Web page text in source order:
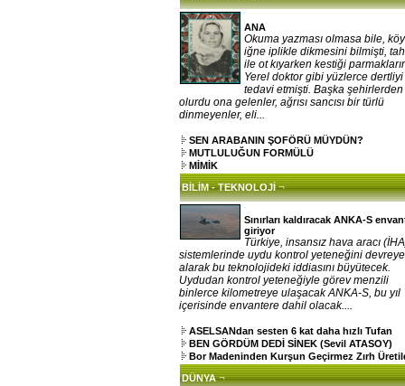
ANA
Okuma yazması olmasa bile,
iğne iplikle dikmesini bilmişti,
ile ot kıyarken kestiği
Yerel doktor gibi yüzlerce
tedavi etmişti. Başka
olurdu ona gelenler, ağrısı sancısı bir türlü
dinmeyenler, eli...
SEN ARABANIN ŞOFÖRÜ MÜYDÜN?
MUTLULUĞUN FORMÜLÜ
MİMİK
BİLİM - TEKNOLOJİ ¬
Sınırları kaldıracak ANKA-S
giriyor
Türkiye, insansız hava aracı
sistemlerinde uydu kontrol yeteneğini devreye
alarak bu teknolojideki iddiasını büyütecek.
Uydudan kontrol yeteneğiyle görev menzili
binlerce kilometreye ulaşacak ANKA-S, bu yıl
içerisinde envantere dahil olacak....
ASELSANdan sesten 6 kat daha hızlı Tufan
BEN GÖRDÜM DEDİ SİNEK (Sevil ATASOY)
Bor Madeninden Kurşun Geçirmez Zırh
DÜNYA ¬